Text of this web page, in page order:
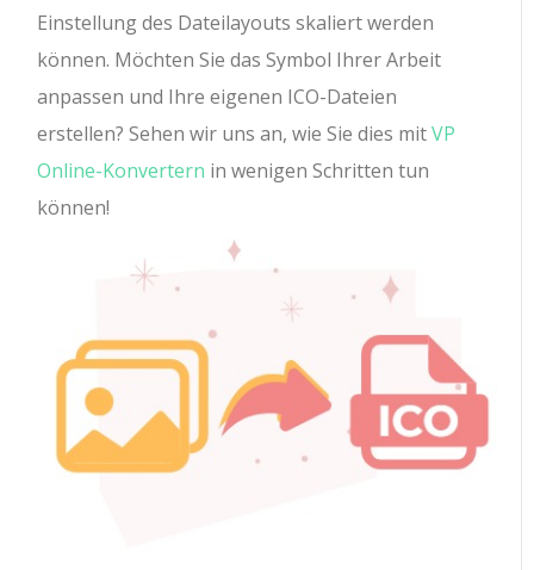
Einstellung des Dateilayouts skaliert werden
können. Möchten Sie das Symbol Ihrer Arbeit
anpassen und Ihre eigenen ICO-Dateien
erstellen? Sehen wir uns an, wie Sie dies mitVP
Online-Konvertern in wenigen Schritten tun
können!